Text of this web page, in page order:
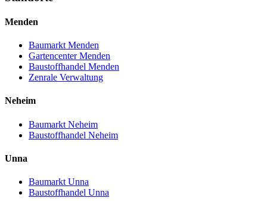
Menden
Baumarkt Menden
Gartencenter Menden
Baustoffhandel Menden
Zenrale Verwaltung
Neheim
Baumarkt Neheim
Baustoffhandel Neheim
Unna
Baumarkt Unna
Baustoffhandel Unna